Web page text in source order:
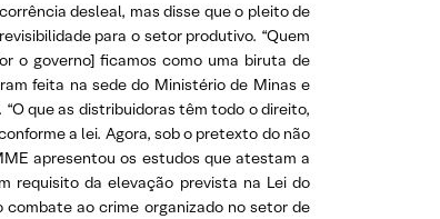
desleal, mas disse que o pleito de
para o setor produtivo. “Quem
o governo] ficamos como uma biruta de
feita na sede do Ministério de Minas e
que as distribuidoras têm todo o direito,
a lei. Agora, sob o pretexto do não
apresentou os estudos que atestam a
requisito da elevação prevista na Lei do
ao crime organizado no setor de